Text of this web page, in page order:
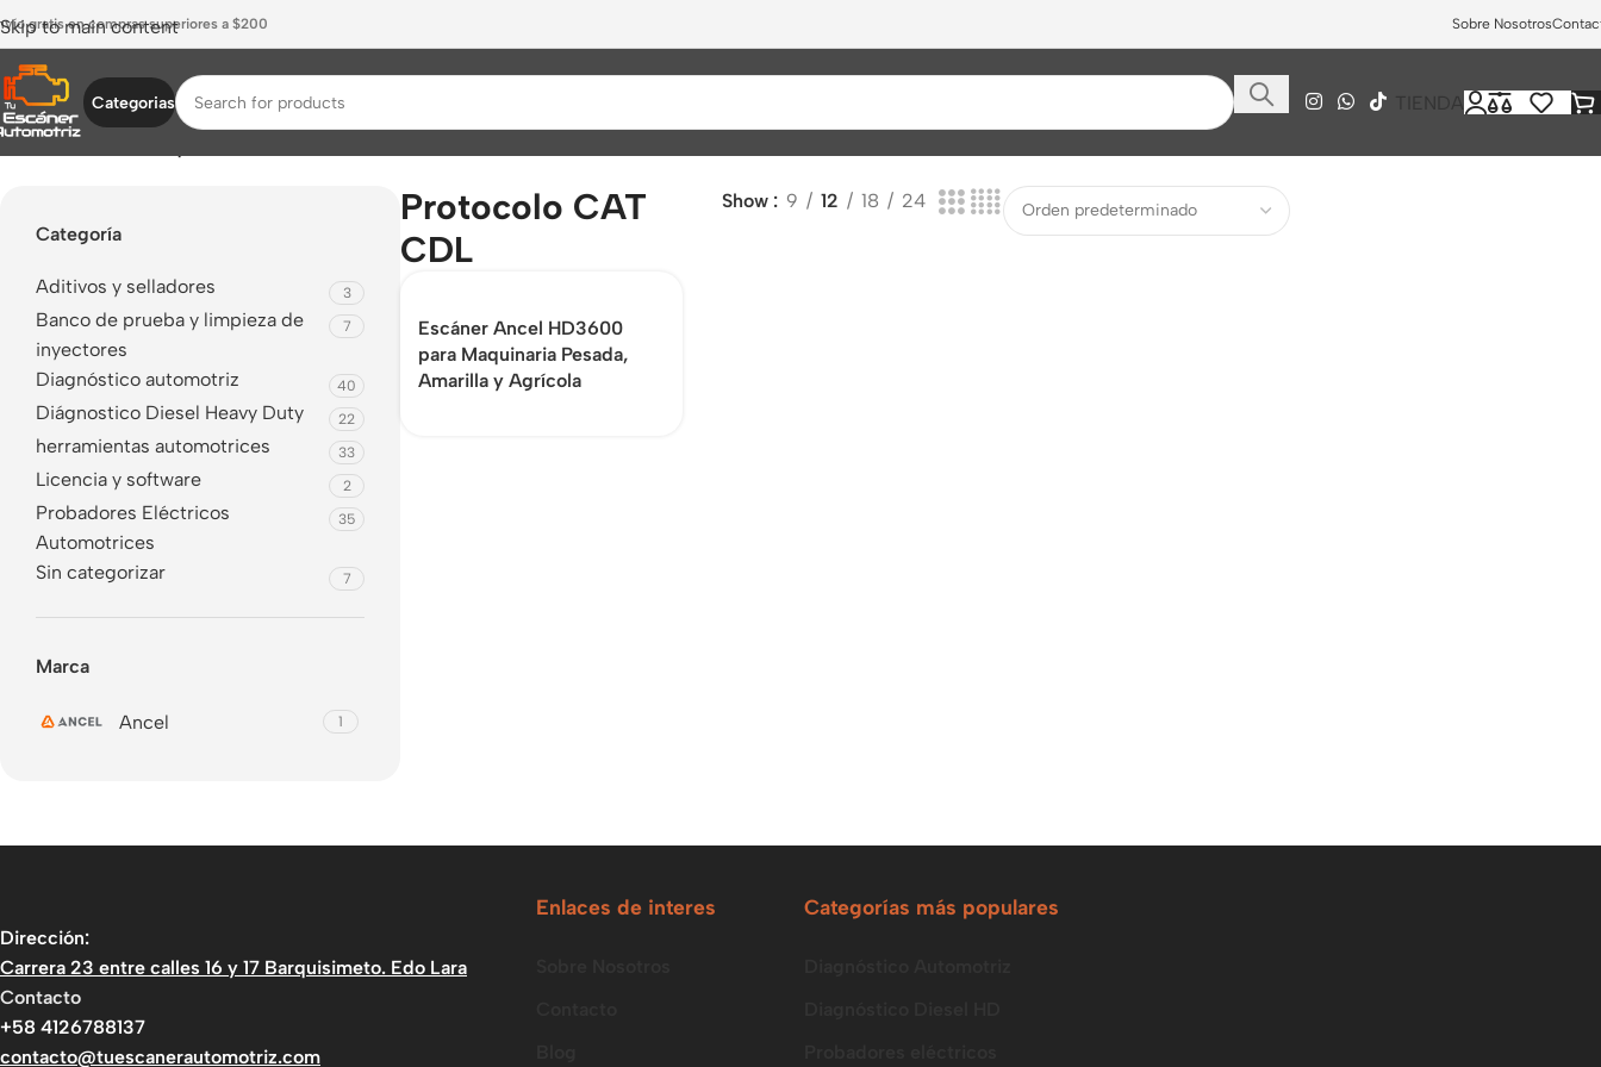
Skip to main content
gratis en compras superiores a $200 Sobre Nosotros
Categorias
TIENDA
Categoría
Aditivos y selladores 3
Banco de prueba y limpieza de
inyectores
7
Diagnóstico automotriz 40
Diágnostico Diesel Heavy Duty 22
herramientas automotrices 33
Licencia y software 2
Probadores Eléctricos
Automotrices
35
Sin categorizar 7
Marca
Ancel 1
Protocolo CAT
CDL
Show 9 12 18 24
Escáner Ancel HD3600
para Maquinaria Pesada,
Amarilla y Agrícola
Dirección:
Carrera 23 entre calles 16 y 17 Barquisimeto. Edo Lara
Contacto
+58 4126788137
contacto@tuescanerautomotriz.com
Enlaces de interes Categorías más populares